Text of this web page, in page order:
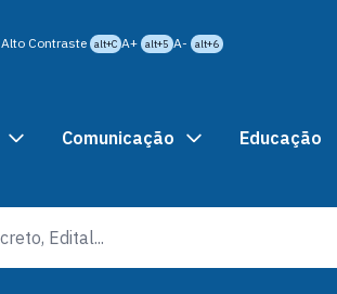
Alto Contraste alt+C A+ alt+5 A- alt+6
Comunicação Educação